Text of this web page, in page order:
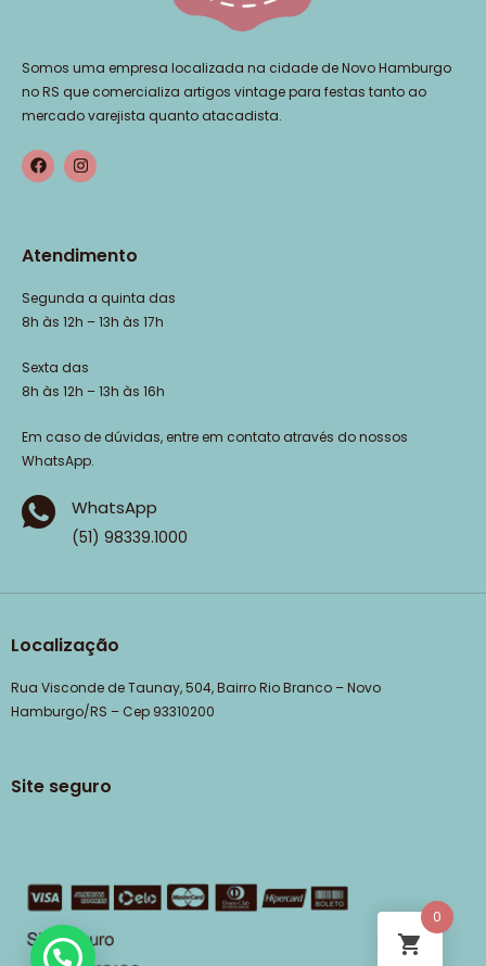
Somos uma empresa localizada na cidade de Novo Hamburgo
no RS que comercializa artigos vintage para festas tanto ao
mercado varejista quanto atacadista.
Atendimento
Segunda a quinta das
8h às 12h – 13h às 17h
Sexta das
8h às 12h – 13h às 16h
Em caso de dúvidas, entre em contato através do nossos
WhatsApp.
WhatsApp
(51) 98339.1000
Localização
Rua Visconde de Taunay, 504, Bairro Rio Branco – Novo
Hamburgo/RS – Cep 93310200
Site seguro
0